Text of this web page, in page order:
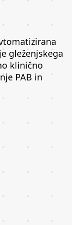
gleženjskega
klinično
PAB in